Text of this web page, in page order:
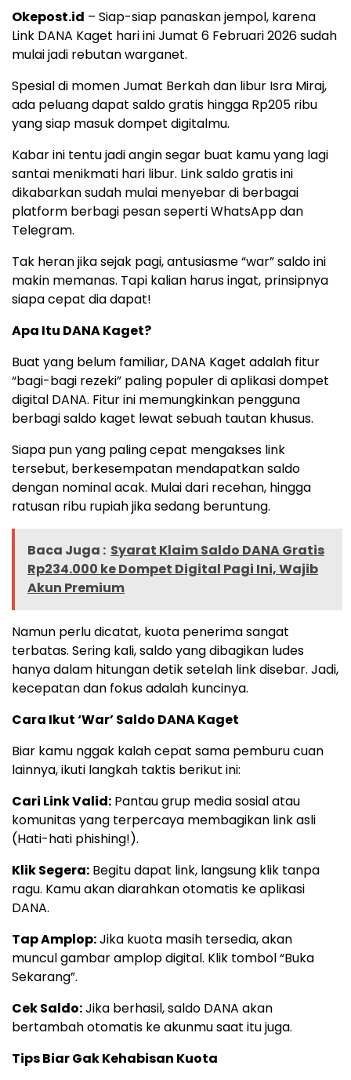
Okepost.id – Siap-siap panaskan jempol, karena
Link DANA Kaget hari ini Jumat 6 Februari 2026 sudah
mulai jadi rebutan warganet.
Spesial di momen Jumat Berkah dan libur Isra Miraj,
ada peluang dapat saldo gratis hingga Rp205 ribu
yang siap masuk dompet digitalmu.
Kabar ini tentu jadi angin segar buat kamu yang lagi
santai menikmati hari libur. Link saldo gratis ini
dikabarkan sudah mulai menyebar di berbagai
platform berbagi pesan seperti WhatsApp dan
Telegram.
Tak heran jika sejak pagi, antusiasme “war” saldo ini
makin memanas. Tapi kalian harus ingat, prinsipnya
siapa cepat dia dapat!
Apa Itu DANA Kaget?
Buat yang belum familiar, DANA Kaget adalah fitur
“bagi-bagi rezeki” paling populer di aplikasi dompet
digital DANA. Fitur ini memungkinkan pengguna
berbagi saldo kaget lewat sebuah tautan khusus.
Siapa pun yang paling cepat mengakses link
tersebut, berkesempatan mendapatkan saldo
dengan nominal acak. Mulai dari recehan, hingga
ratusan ribu rupiah jika sedang beruntung.
Baca Juga : Syarat Klaim Saldo DANA Gratis
Rp234.000 ke Dompet Digital Pagi Ini, Wajib
Akun Premium
Namun perlu dicatat, kuota penerima sangat
terbatas. Sering kali, saldo yang dibagikan ludes
hanya dalam hitungan detik setelah link disebar. Jadi,
kecepatan dan fokus adalah kuncinya.
Cara Ikut ‘War’ Saldo DANA Kaget
Biar kamu nggak kalah cepat sama pemburu cuan
lainnya, ikuti langkah taktis berikut ini:
Cari Link Valid: Pantau grup media sosial atau
komunitas yang terpercaya membagikan link asli
(Hati-hati phishing!).
Klik Segera: Begitu dapat link, langsung klik tanpa
ragu. Kamu akan diarahkan otomatis ke aplikasi
DANA.
Tap Amplop:Jika kuota masih tersedia, akan
muncul gambar amplop digital. Klik tombol “Buka
Sekarang”.
Cek Saldo:Jika berhasil, saldo DANA akan
bertambah otomatis ke akunmu saat itu juga.
Tips Biar Gak Kehabisan Kuota